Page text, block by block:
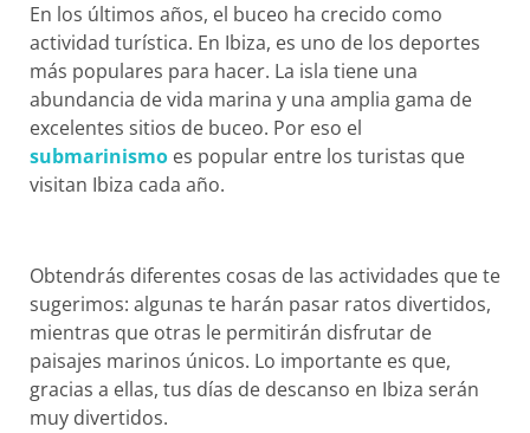
En los últimos años, el buceo ha crecido como
actividad turística. En Ibiza, es uno de los deportes
más populares para hacer. La isla tiene una
abundancia de vida marina y una amplia gama de
excelentes sitios de buceo. Por eso el
submarinismo es popular entre los turistas que
visitan Ibiza cada año.
Obtendrás diferentes cosas de las actividades que te
sugerimos: algunas te harán pasar ratos divertidos,
mientras que otras le permitirán disfrutar de
paisajes marinos únicos. Lo importante es que,
gracias a ellas, tus días de descanso en Ibiza serán
muy divertidos.